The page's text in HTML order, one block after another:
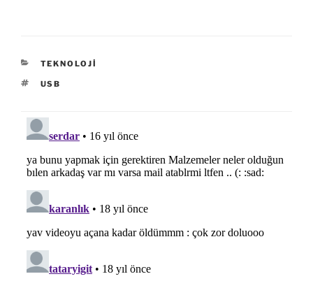
KATEGORILER
TEKNOLOJI
ETIKETLER
USB